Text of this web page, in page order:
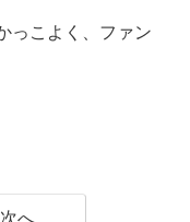
っこよく、ファン
次へ